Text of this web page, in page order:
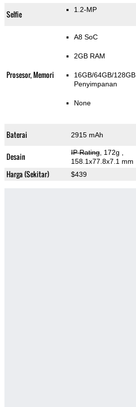
Selfie 1.2-MP
Prosesor, Memori
A8 SoC
2GB RAM
16GB/64GB/128GB
Penyimpanan
None
Baterai 2915 mAh
Desain IP Rating, 172g
158.1x77.8x7.1 mm
Harga (Sekitar) $439